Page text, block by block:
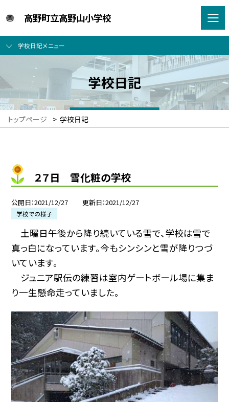
高野町立高野山小学校
学校日記メニュー
学校日記
トップページ > 学校日記
２７日 雪化粧の学校
公開日 2021/12/27 更新日 2021/12/27
学校での様子
土曜日午後から降り続いている雪で、学校は雪で
真っ白になっています。今もシンシンと雪が降りつづ
いています。
ジュニア駅伝の練習は室内ゲートボール場に集ま
り一生懸命走っていました。